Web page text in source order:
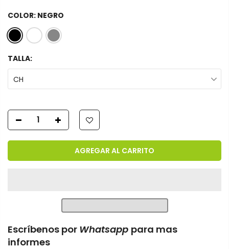
COLOR: NEGRO
TALLA:
CH
AGREGAR AL CARRITO
Escríbenos por Whatsapp para mas
informes